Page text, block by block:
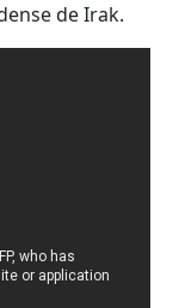
de Irak.